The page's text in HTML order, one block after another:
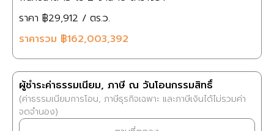
ราคา ฿29,912 / ตร.ว.
ราคารวม ฿162,003,392
ผู้ชำระค่าธรรมเนียม, ภาษี ณ วันโอนกรรมสิทธิ์
(ค่าธรรมเนียมการโอน, ภาษีธุรกิจเฉพาะ และภาษีเงินได้ไม่รวมค่า
จดจำนอง)